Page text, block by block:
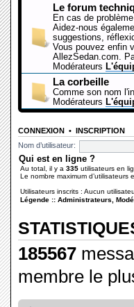
Le forum
En cas de
Aidez-nous
suggestions,
Vous pouvez enfin
AllezSedan.com.
Modérateurs
La corbeille
Comme son nom
Modérateurs
CONNEXION • INSCRIPTION
Nom d’utilisateur:
Qui est en ligne ?
Au total, il y a 335 utilisateurs en
Le nombre maximum
Utilisateurs inscrits : Aucun
Légende :: Administrateurs
185567
membre le